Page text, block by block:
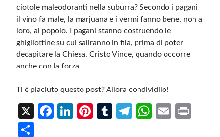
ciotole maleodoranti nella suburra? Secondo i pagani
il vino fa male, la marjuana e i vermi fanno bene, non a
loro, al popolo. I pagani stanno costruendo le
ghigliottine su cui saliranno in fila, prima di poter
decapitare la Chiesa. Cristo Vince, quando occorre
anche con la forza.
Ti è piaciuto questo post? Allora condividilo!
X
Fa
Li
Pi
T
Te
W
E